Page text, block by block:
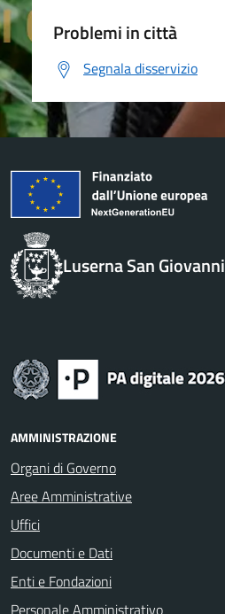
Problemi in città
Segnala disservizio
Luserna San Giovanni
AMMINISTRAZIONE
Organi di Governo
Aree Amministrative
Uffici
Documenti e Dati
Enti e Fondazioni
Personale Amministrativo